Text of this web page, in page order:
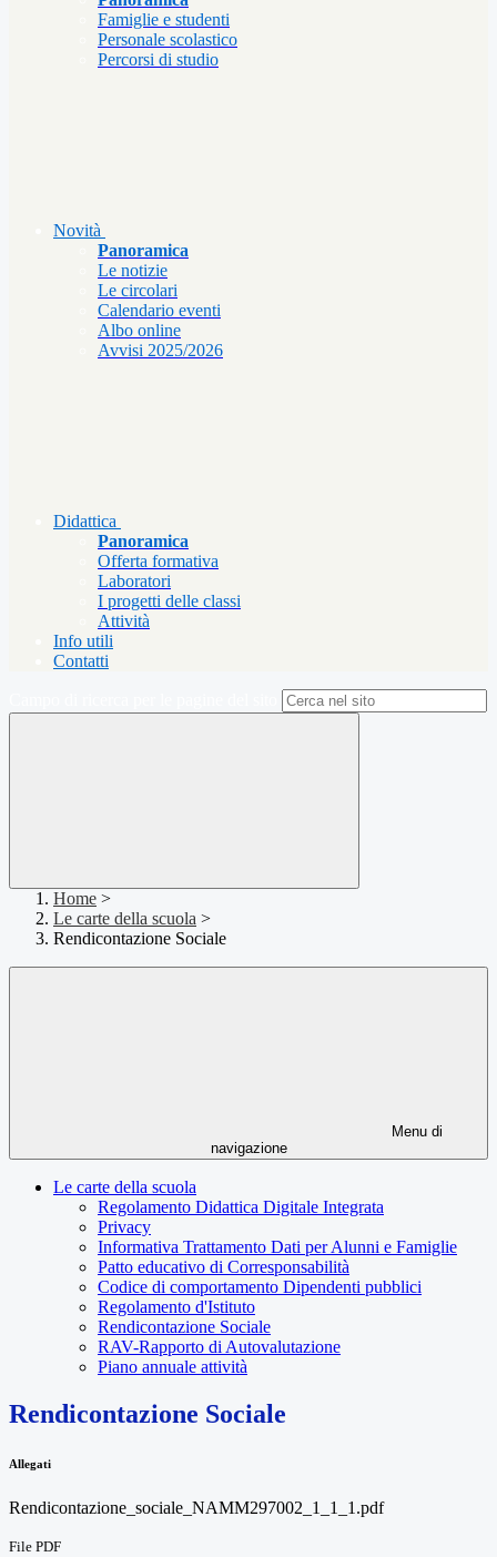
Famiglie e studenti
Personale scolastico
Percorsi di studio
Novità
Panoramica
Le notizie
Le circolari
Calendario eventi
Albo online
Avvisi 2025/2026
Didattica
Panoramica
Offerta formativa
Laboratori
I progetti delle classi
Attività
Info utili
Contatti
Home >
Le carte della scuola >
Rendicontazione Sociale
Menu di
navigazione
Le carte della scuola
Regolamento Didattica Digitale Integrata
Privacy
Informativa Trattamento Dati per Alunni e Famiglie
Patto educativo di Corresponsabilità
Codice di comportamento Dipendenti pubblici
Regolamento d'Istituto
Rendicontazione Sociale
RAV-Rapporto di Autovalutazione
Piano annuale attività
Rendicontazione Sociale
Allegati
Rendicontazione_sociale_NAMM297002_1_1_1.pdf
File PDF